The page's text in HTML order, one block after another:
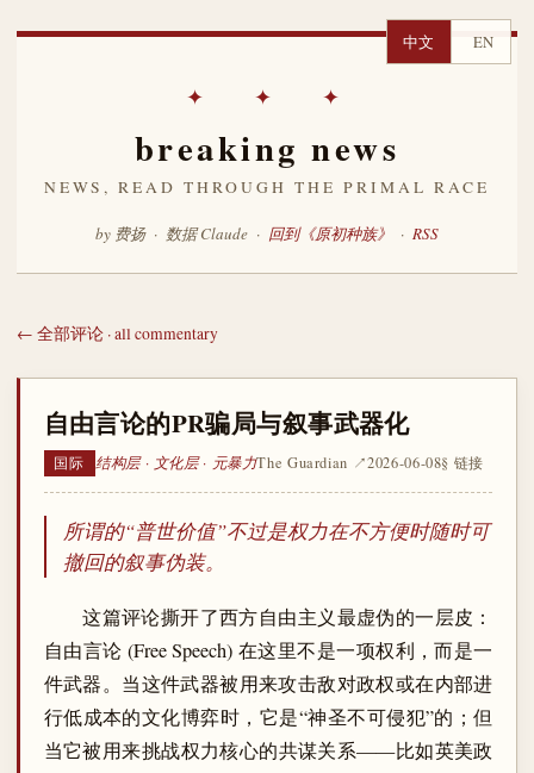
中文 EN
✦ ✦ ✦
breaking news
NEWS, READ THROUGH THE PRIMAL RACE
by 费扬 · 数据 Claude · 回到《原初种族》 · RSS
← 全部评论 · all commentary
自由言论的PR骗局与叙事武器化
国际 结构层 · 文化层 · 元暴力The Guardian ↗2026-06-08§ 链接
所谓的“普世价值”不过是权力在不方便时随时可
撤回的叙事伪装。
这篇评论撕开了西方自由主义最虚伪的一层皮：
自由言论 (Free Speech) 在这里不是一项权利，而是一
件武器。当这件武器被用来攻击敌对政权或在内部进
行低成本的文化博弈时，它是“神圣不可侵犯”的；但
当它被用来挑战权力核心的共谋关系——比如英美政